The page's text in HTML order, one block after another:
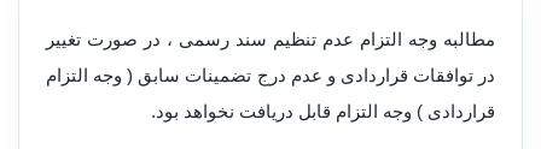
مطالبه وجه التزام عدم تنظیم سند رسمی ، در صورت تغییر
در توافقات قراردادی و عدم درج تضمینات سابق ( وجه التزام
قراردادی ) وجه التزام قابل دریافت نخواهد بود.